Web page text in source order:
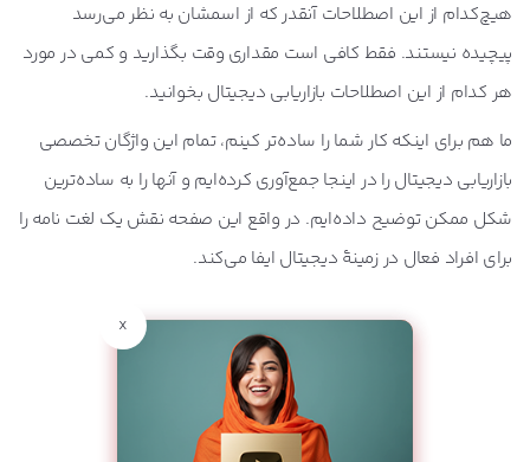
هیچ‌کدام از این اصطلاحات آنقدر که از اسمشان به نظر می‌رسد
پیچیده نیستند. فقط کافی است مقداری وقت بگذارید و کمی در مورد
هر کدام از این اصطلاحات بازاریابی دیجیتال بخوانید.
ما هم برای اینکه کار شما را ساده‌تر کینم، تمام این واژگان تخصصی
بازاریابی دیجیتال را در اینجا جمع‌آوری کرده‌ایم و آنها را به ساده‌ترین
شکل ممکن توضیح داده‌ایم. در واقع این صفحه نقش یک لغت نامه را
برای افراد فعال در زمینۀ دیجیتال ایفا می‌کند.
x